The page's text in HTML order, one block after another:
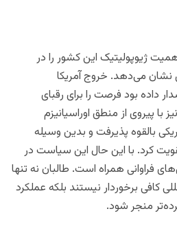
ژیوپولیتیک این کشور را در
نشان می‌دهد. خروج آمریکا
داده بود فرصت را برای رقبای
با پیروی از منطق اوراسیانیزم
بالقوه پذیرفت و بدین‌ وسیله
کرد. با این حال این سیاست در
فراوانی همراه است. طالبان نه‌ تنها
کافی برخوردار نیستند بلکه عملکرد
منجر شود.